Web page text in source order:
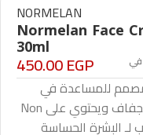
NORMELAN
Normelan Face
30ml
في 450.00EGP
للمساعدة في
علاج الجفاف ويحتوي على Non
لـ البشرة الحساسة